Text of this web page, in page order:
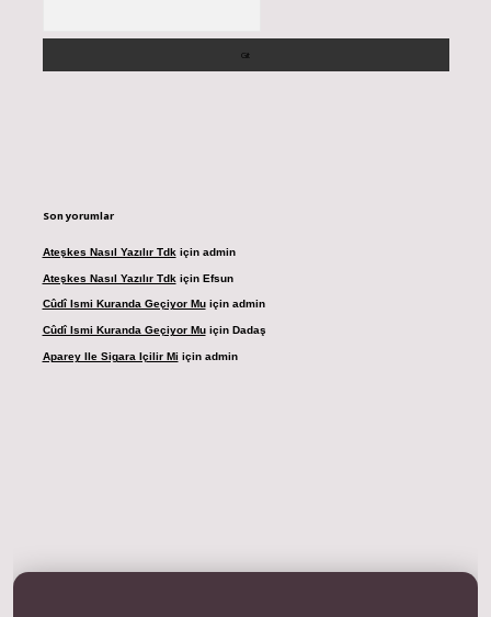
Son yorumlar
Ateşkes Nasıl Yazılır Tdk için admin
Ateşkes Nasıl Yazılır Tdk için Efsun
Cûdî Ismi Kuranda Geçiyor Muiçin admin
Cûdî Ismi Kuranda Geçiyor Muiçin Dadaş
Aparey Ile Sigara Içilir Mi için admin